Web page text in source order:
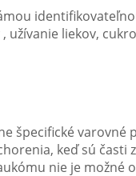
liekov,
špecifické varovné
keď sú časti
nie je možné